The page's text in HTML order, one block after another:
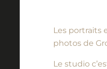
Les portraits
photos de
Le studio